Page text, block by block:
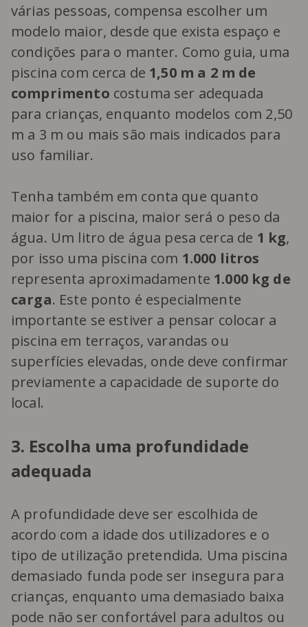
várias pessoas, compensa escolher um
modelo maior, desde que exista espaço e
condições para o manter. Como guia, uma
piscina com cerca de 1,50 m a 2 m de
comprimento costuma ser adequada
para crianças, enquanto modelos com 2,50
m a 3 m ou mais são mais indicados para
uso familiar.
Tenha também em conta que quanto
maior for a piscina, maior será o peso da
água. Um litro de água pesa cerca de 1 kg,
por isso uma piscina com 1.000 litros
representa aproximadamente 1.000 kg de
carga. Este ponto é especialmente
importante se estiver a pensar colocar a
piscina em terraços, varandas ou
superfícies elevadas, onde deve confirmar
previamente a capacidade de suporte do
local.
3. Escolha uma profundidade
adequada
A profundidade deve ser escolhida de
acordo com a idade dos utilizadores e o
tipo de utilização pretendida. Uma piscina
demasiado funda pode ser insegura para
crianças, enquanto uma demasiado baixa
pode não ser confortável para adultos ou